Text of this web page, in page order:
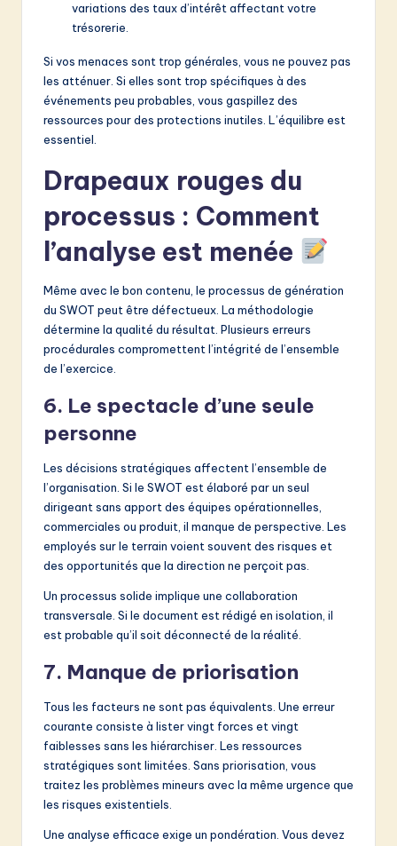
variations des taux d’intérêt affectant votre
trésorerie.
Si vos menaces sont trop générales, vous ne pouvez pas
les atténuer. Si elles sont trop spécifiques à des
événements peu probables, vous gaspillez des
ressources pour des protections inutiles. L’équilibre est
essentiel.
Drapeaux rouges du
processus : Comment
l’analyse est menée
Même avec le bon contenu, le processus de génération
du SWOT peut être défectueux. La méthodologie
détermine la qualité du résultat. Plusieurs erreurs
procédurales compromettent l’intégrité de l’ensemble
de l’exercice.
6. Le spectacle d’une seule
personne
Les décisions stratégiques affectent l’ensemble de
l’organisation. Si le SWOT est élaboré par un seul
dirigeant sans apport des équipes opérationnelles,
commerciales ou produit, il manque de perspective. Les
employés sur le terrain voient souvent des risques et
des opportunités que la direction ne perçoit pas.
Un processus solide implique une collaboration
transversale. Si le document est rédigé en isolation, il
est probable qu’il soit déconnecté de la réalité.
7. Manque de priorisation
Tous les facteurs ne sont pas équivalents. Une erreur
courante consiste à lister vingt forces et vingt
faiblesses sans les hiérarchiser. Les ressources
stratégiques sont limitées. Sans priorisation, vous
traitez les problèmes mineurs avec la même urgence que
les risques existentiels.
Une analyse efficace exige un pondération. Vous devez